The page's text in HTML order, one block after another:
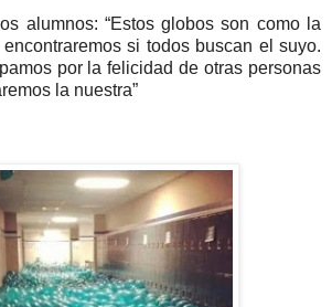
alumnos: “Estos globos son como la
si todos buscan el suyo.
por la felicidad de otras personas
la nuestra”